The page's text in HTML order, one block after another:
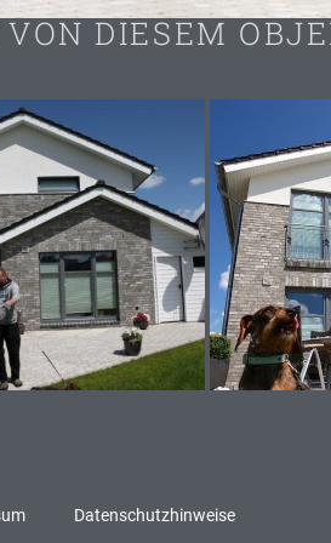
DIESEM
Datenschutzhinweise